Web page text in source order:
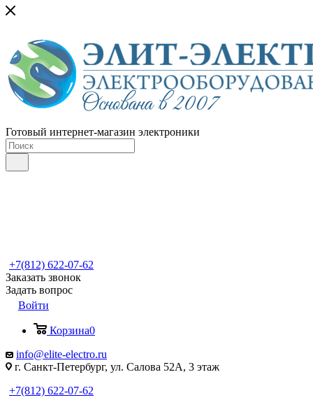
Готовый интернет-магазин электроники
+7(812) 622-07-62
Заказать звонок
Задать вопрос
Войти
Корзина0
info@elite-electro.ru
г. Санкт-Петербург, ул. Салова 52А, 3 этаж
+7(812) 622-07-62